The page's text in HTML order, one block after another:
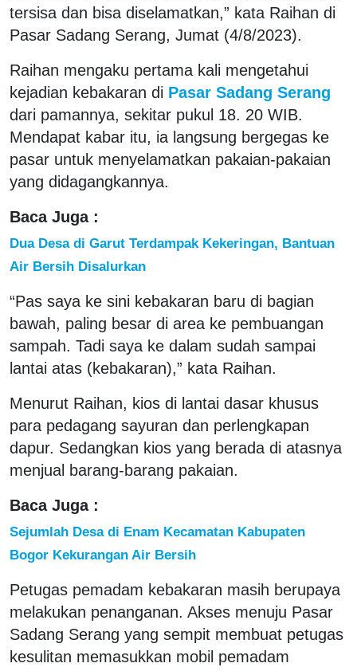
tersisa dan bisa diselamatkan,” kata Raihan di
Pasar Sadang Serang, Jumat (4/8/2023).
Raihan mengaku pertama kali mengetahui
kejadian kebakaran di Pasar Sadang Serang
dari pamannya, sekitar pukul 18. 20 WIB.
Mendapat kabar itu, ia langsung bergegas ke
pasar untuk menyelamatkan pakaian-pakaian
yang didagangkannya.
Baca Juga :
Dua Desa di Garut Terdampak Kekeringan, Bantuan
Air Bersih Disalurkan
“Pas saya ke sini kebakaran baru di bagian
bawah, paling besar di area ke pembuangan
sampah. Tadi saya ke dalam sudah sampai
lantai atas (kebakaran),” kata Raihan.
Menurut Raihan, kios di lantai dasar khusus
para pedagang sayuran dan perlengkapan
dapur. Sedangkan kios yang berada di atasnya
menjual barang-barang pakaian.
Baca Juga :
Sejumlah Desa di Enam Kecamatan Kabupaten
Bogor Kekurangan Air Bersih
Petugas pemadam kebakaran masih berupaya
melakukan penanganan. Akses menuju Pasar
Sadang Serang yang sempit membuat petugas
kesulitan memasukkan mobil pemadam